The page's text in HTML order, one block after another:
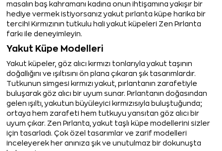
masalın baş kahramanı kadına onun ihtişamına yakışır bir
hediye vermek istiyorsanız yakut pırlanta küpe harika bir
tercih! Kırmızının tutkulu hali yakut küpeleri Zen Pırlanta
farkı ile deneyimleyin.
Yakut Küpe Modelleri
Yakut küpeler, göz alıcı kırmızı tonlarıyla yakut taşının
doğallığını ve ışıltısını ön plana çıkaran şık tasarımlardır.
Tutkunun simgesi kırmızı yakut, pırlantanın zarafetiyle
buluşarak göz alıcı bir uyum sunar. Pırlantanın doğasından
gelen ışıltı, yakutun büyüleyici kırmızısıyla buluştuğunda;
ortaya hem zarafeti hem tutkuyu yansıtan göz alıcı bir
uyum çıkar. Zen Pırlanta, yakut taşlı küpe modellerini sizler
için tasarladı. Çok özel tasarımlar ve zarif modelleri
inceleyerek her anınıza şık ve unutulmaz bir dokunuşta